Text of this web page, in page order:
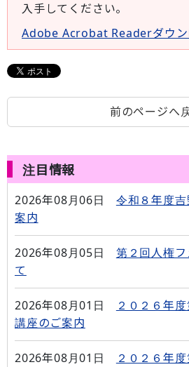
入手してください。
Adobe Acrobat Readerダウン
前のページへ
注目情報
2026年08月06日
令和８年度
案内
2026年08月05日
第２回人権
て
2026年08月01日
２０２６年
講座のご案内
2026年08月01日
２０２６年